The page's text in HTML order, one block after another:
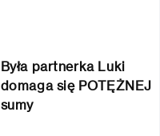
Była partnerka Luki
domaga się POTĘŻNEJ
sumy